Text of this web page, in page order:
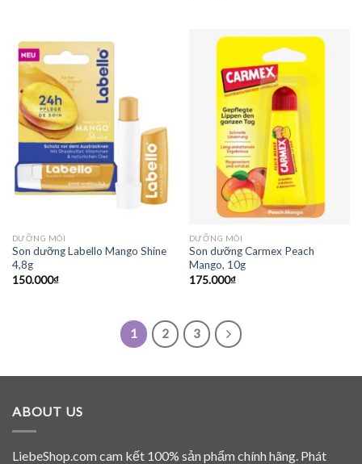
DƯỠNG MÔI
Son dưỡng Labello Mango Shine
4,8g
150.000₫
DƯỠNG MÔI
Son dưỡng Carmex Peach
Mango, 10g
175.000₫
1 2 3
ABOUT US
LiebeShop.com cam kết 100% sản phẩm chính hãng. Phát